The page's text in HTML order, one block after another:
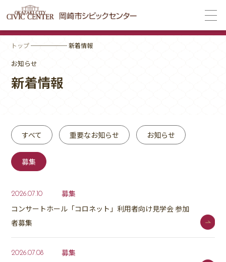
トップ────── 新着情報
お知らせ
新着情報
すべて 重要なお知らせ お知らせ
募集
2026.07.10
募集
コンサートホール「コロネット」利用者向け見学会 参加
者募集
2026.07.08
募集